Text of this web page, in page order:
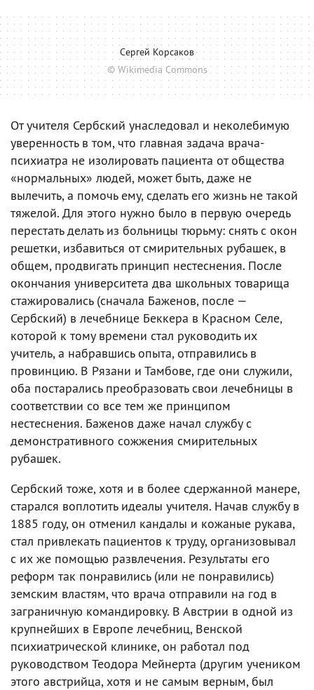
Сергей Корсаков
© Wikimedia Commons
От учителя Сербский унаследовал и неколебимую
уверенность в том, что главная задача врача-
психиатра не изолировать пациента от общества
«нормальных» людей, может быть, даже не
вылечить, а помочь ему, сделать его жизнь не такой
тяжелой. Для этого нужно было в первую очередь
перестать делать из больницы тюрьму: снять с окон
решетки, избавиться от смирительных рубашек, в
общем, продвигать принцип нестеснения. После
окончания университета два школьных товарища
стажировались (сначала Баженов, после —
Сербский) в лечебнице Беккера в Красном Селе,
которой к тому времени стал руководить их
учитель, а набравшись опыта, отправились в
провинцию. В Рязани и Тамбове, где они служили,
оба постарались преобразовать свои лечебницы в
соответствии со все тем же принципом
нестеснения. Баженов даже начал службу с
демонстративного сожжения смирительных
рубашек.
Сербский тоже, хотя и в более сдержанной манере,
старался воплотить идеалы учителя. Начав службу в
1885 году, он отменил кандалы и кожаные рукава,
стал привлекать пациентов к труду, организовывал
с их же помощью развлечения. Результаты его
реформ так понравились (или не понравились)
земским властям, что врача отправили на год в
заграничную командировку. В Австрии в одной из
крупнейших в Европе лечебниц, Венской
психиатрической клинике, он работал под
руководством Теодора Мейнерта (другим учеником
этого австрийца, хотя и не самым верным, был